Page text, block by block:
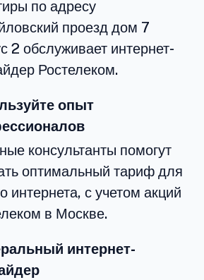
по адресу
проезд дом 7
2 обслуживает интернет-
Ростелеком.
опыт
консультанты помогут
оптимальный тариф для
интернета, с учетом акций
в Москве.
интернет-